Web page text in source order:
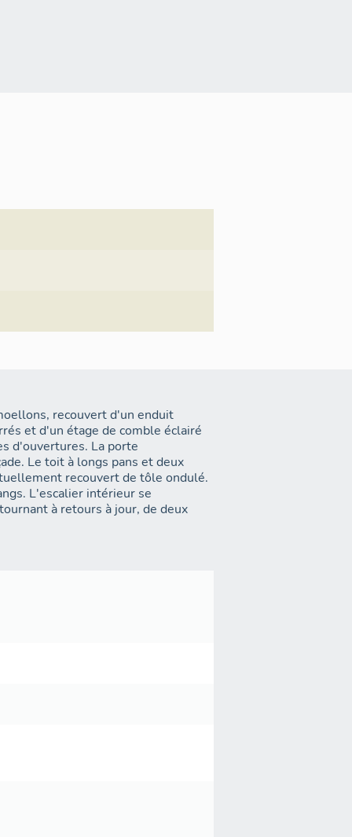
recouvert d'un enduit
et d'un étage de comble éclairé
d'ouvertures. La porte
Le toit à longs pans et deux
recouvert de tôle ondulé.
L'escalier intérieur se
à retours à jour, de deux